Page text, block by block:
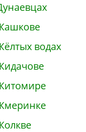
водах